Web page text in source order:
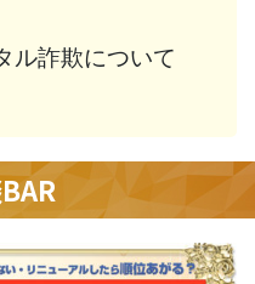
ル詐欺について